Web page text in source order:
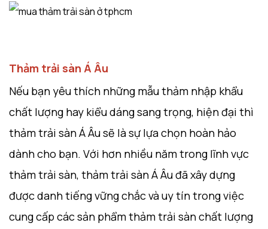
Thảm trải sàn Á Âu
Nếu bạn yêu thích những mẫu thảm nhập khẩu
chất lượng hay kiểu dáng sang trọng, hiện đại thì
thảm trải sàn Á Âu sẽ là sự lựa chọn hoàn hảo
dành cho bạn. Với hơn nhiều năm trong lĩnh vực
thảm trải sàn, thảm trải sàn Á Âu đã xây dựng
được danh tiếng vững chắc và uy tín trong việc
cung cấp các sản phẩm thảm trải sàn chất lượng